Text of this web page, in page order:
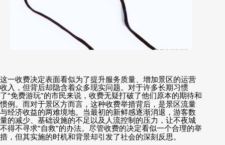
这一收费决定表面看似为了提升服务质量、增加景区的运营
收入，但背后却隐含着众多现实问题。对于许多长期习惯
了“免费游玩”的市民来说，收费无疑打破了他们原本的期待和
惯例。而对于景区方而言，这种收费举措背后，是景区流量
与经济收益的两难境地。当最初的新鲜感逐渐消退，游客数
量的减少、基础设施的不足以及人流控制的压力，让不夜城
不得不寻求“自救”的办法。尽管收费的决定看似一个合理的举
措，但其实施的时机和背景却引发了社会的深刻反思。